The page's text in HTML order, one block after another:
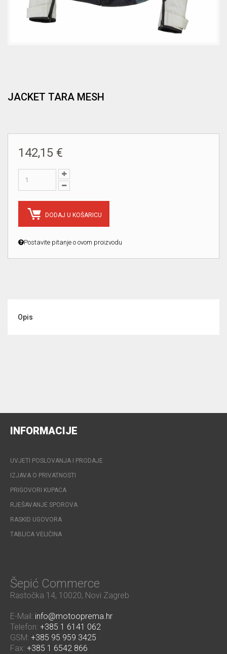
JACKET TARA MESH
142,15 €
DODAJ U KOŠARICU
Postavite pitanje o ovom proizvodu
Opis
INFORMACIJE
UVJETI POSLOVANJA I PRODAJE
IZJAVA O PRIVATNOSTI
PRIGOVORI KUPACA
RJEŠAVANJE SPOROVA
RASKID UGOVORA
TABLICA VELIČINA
Šepić Commerce
Rastočka 14, 10020, Novi Zagreb
E-Mail: info@motooprema.hr
Telefon: +385 1 6141 062
GSM: +385 95 959 3425
Fax: +385 1 6542 866